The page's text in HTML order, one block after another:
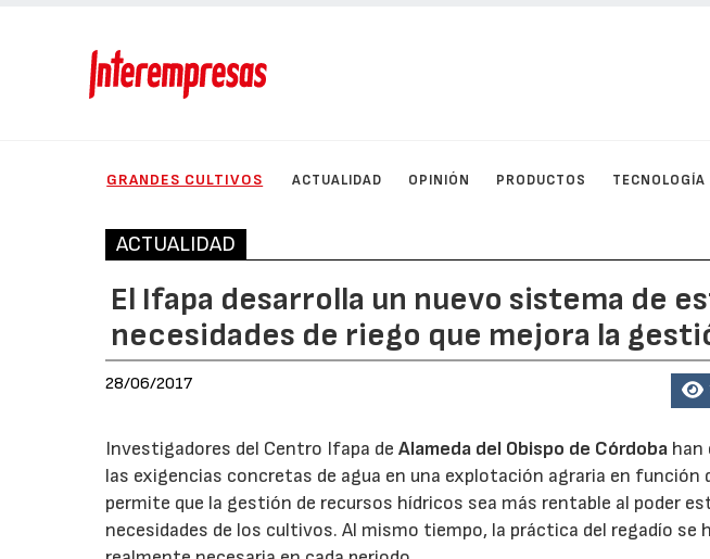
GRANDES CULTIVOS ACTUALIDAD OPINIÓN PRODUCTOS TECNOLOGÍA
ACTUALIDAD
El Ifapa desarrolla un nuevo sistema de
necesidades de riego que mejora la
28/06/2017
Investigadores del Centro Ifapa deAlameda del Obispo de Córdoba han
las exigencias concretas de agua en una explotación agraria en función
permite que la gestión de recursos hídricos sea más rentable al poder
necesidades de los cultivos. Al mismo tiempo, la práctica del regadío se